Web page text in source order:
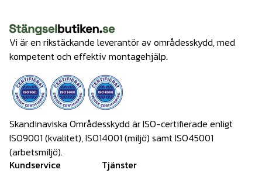
Vi är en rikstäckande leverantör av områdesskydd, med
kompetent och effektiv montagehjälp.
Skandinaviska Områdesskydd är ISO-certifierade enligt
ISO9001 (kvalitet), ISO14001 (miljö) samt ISO45001
(arbetsmiljö).
Kundservice
Tjänster